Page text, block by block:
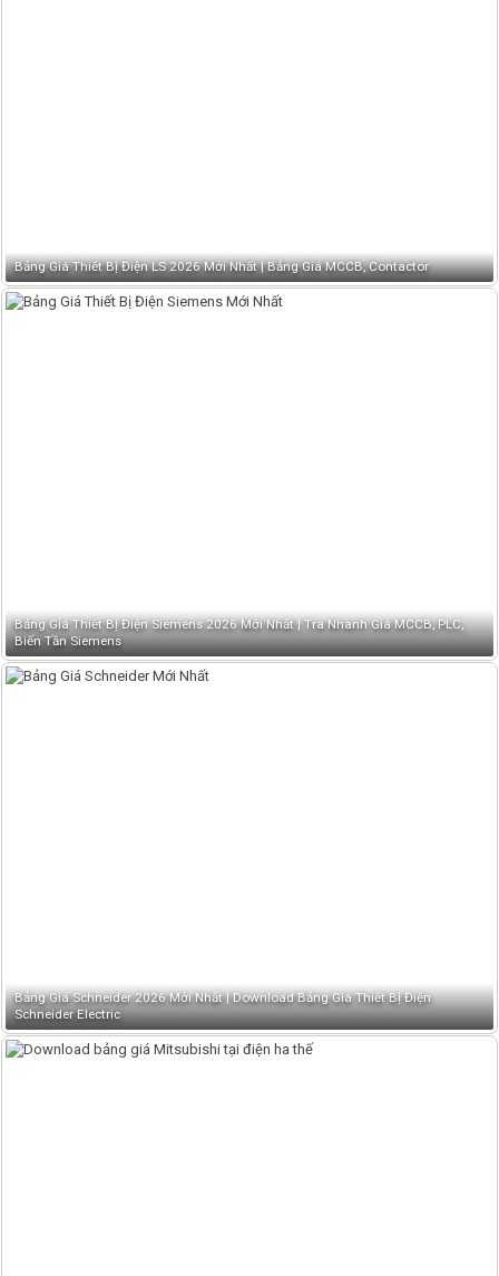
Bảng Giá Thiết Bị Điện LS 2026 Mới Nhất | Bảng Giá MCCB, Contactor
Bảng Giá Thiết Bị Điện Siemens 2026 Mới Nhất | Tra Nhanh Giá MCCB, PLC,
Biến Tần Siemens
Bảng Giá Schneider 2026 Mới Nhất | Download Bảng Giá Thiết Bị Điện
Schneider Electric